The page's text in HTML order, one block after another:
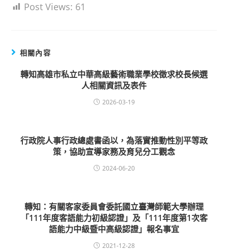
Post Views: 61
相關內容
轉知高雄市私立中華高級藝術職業學校徵求校長候選
人相關資訊及表件
2026-03-19
行政院人事行政總處書函以，為落實推動性別平等政
策，協助宣導家務及育兒分工觀念
2024-06-20
轉知：有關客家委員會委託國立臺灣師範大學辦理
「111年度客語能力初級認證」及「111年度第1次客
語能力中級暨中高級認證」報名事宜
2021-12-28